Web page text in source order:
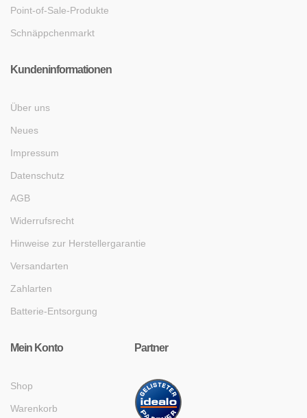
Point-of-Sale-Produkte
Schnäppchenmarkt
Kundeninformationen
Über uns
Neues
Impressum
Datenschutz
AGB
Widerrufsrecht
Hinweise zur Herstellergarantie
Versandarten
Zahlarten
Batterie-Entsorgung
Mein Konto
Shop
Warenkorb
Partner